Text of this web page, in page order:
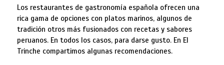
Los restaurantes de gastronomía española ofrecen una
rica gama de opciones con platos marinos, algunos de
tradición otros más fusionados con recetas y sabores
peruanos. En todos los casos, para darse gusto. En El
Trinche compartimos algunas recomendaciones.